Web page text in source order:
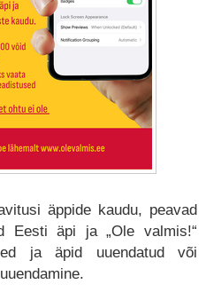
äppide kaudu, peavad
Eesti äpi ja „Ole valmis!“
ja äpid uuendatud või